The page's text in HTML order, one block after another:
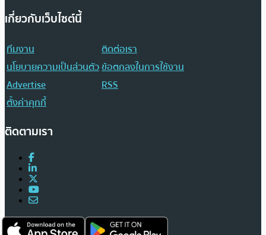
เกี่ยวกับเว็บไซต์นี้
ทีมงาน
ติดต่อเรา
นโยบายความเป็นส่วนตัวข้อตกลงในการใช้งาน
Advertise
RSS
ตั้งค่าคุกกี้
ติดตามเรา